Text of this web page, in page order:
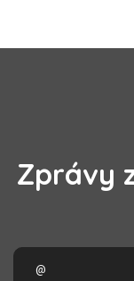
Zprávy